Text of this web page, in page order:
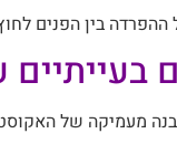
בין הפנים
מעמיקה של